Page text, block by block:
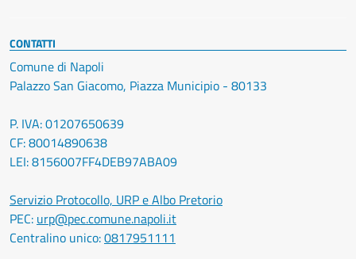
CONTATTI
Comune di Napoli
Palazzo San Giacomo, Piazza Municipio - 80133
P. IVA: 01207650639
CF: 80014890638
LEI: 8156007FF4DEB97ABA09
Servizio Protocollo, URP e Albo Pretorio
PEC: urp@pec.comune.napoli.it
Centralino unico:0817951111